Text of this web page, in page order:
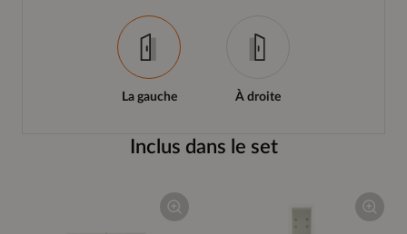
La gauche À droite
Inclus dans le set